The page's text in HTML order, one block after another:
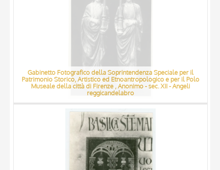
Gabinetto Fotografico della Soprintendenza Speciale per il
Patrimonio Storico, Artistico ed Etnoantropologico e per il Polo
Museale della città di Firenze , Anonimo - sec. XII - Angeli
reggicandelabro